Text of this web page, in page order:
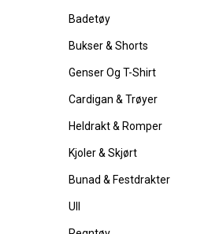
Badetøy
Bukser & Shorts
Genser Og T-Shirt
Cardigan & Trøyer
Heldrakt & Romper
Kjoler & Skjørt
Bunad & Festdrakter
Ull